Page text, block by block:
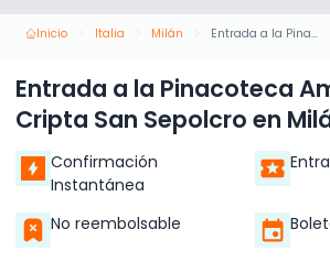
Inicio Italia Milán Entrada a la Pinacoteca Ambrosiana y Cripta San Sepolcro en Milán
Entrada a la Pinacoteca
Cripta San Sepolcro en
Confirmación
Instantánea
No reembolsable